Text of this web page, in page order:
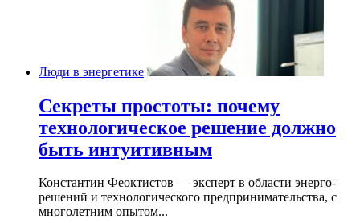
Люди в энергетике
Секреты простоты: почему
технологическое решение должно
быть интуитивным
Константин Феоктистов — эксперт в области энерго-
решений и технологического предпринимательства, с
многолетним опытом...